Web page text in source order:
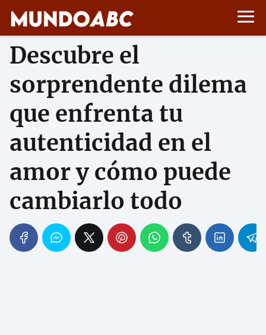
Descubre el
sorprendente dilema
que enfrenta tu
autenticidad en el
amor y cómo puede
cambiarlo todo